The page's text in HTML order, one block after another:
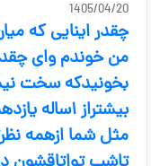
1405/04/20
چقدر اینایی که
من خوندم وای
بخونیدکه سخت
بیشتراز
مثل شما ازهمه